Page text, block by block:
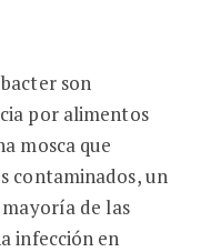
son
por alimentos
mosca que
contaminados, un
de las
infección en